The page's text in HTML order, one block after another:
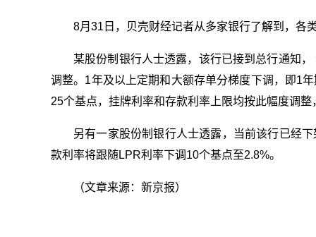
8月31日，贝壳财经记者从多家银行了解到，各
某股份制银行人士透露，该行已接到总行通知
调整。1年及以上定期和大额存单分梯度下调，即1
25个基点，挂牌利率和存款利率上限均按此幅度调
另有一家股份制银行人士透露，当前该行已经
款利率将跟随LPR利率下调10个基点至2.8%。
（文章来源：新京报）